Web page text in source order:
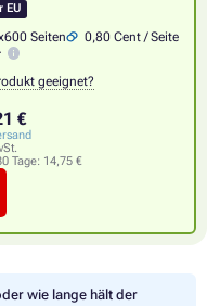
EU
Seiten
0,80 Cent / Seite
geeignet?
€
Tage: 14,75 €
wie lange hält der